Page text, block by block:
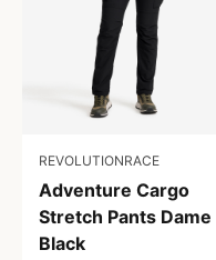
REVOLUTIONRACE
Adventure Cargo
Stretch Pants Dame
Black